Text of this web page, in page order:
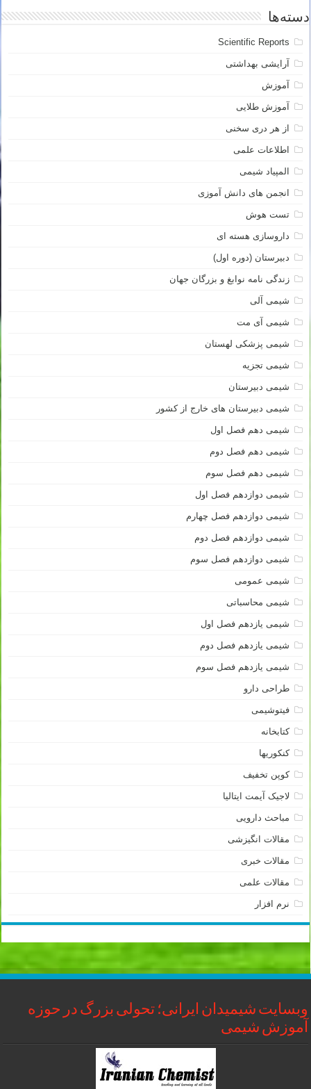
دسته‌ها
Scientific Reports
آرایشی بهداشتی
آموزش
آموزش طلایی
از هر دری سخنی
اطلاعات علمی
المپیاد شیمی
انجمن های دانش آموزی
تست هوش
داروسازی هسته ای
دبیرستان (دوره اول)
زندگی نامه نوابغ و بزرگان جهان
شیمی آلی
شیمی آی مت
شیمی پزشکی لهستان
شیمی تجزیه
شیمی دبیرستان
شیمی دبیرستان های خارج از کشور
شیمی دهم فصل اول
شیمی دهم فصل دوم
شیمی دهم فصل سوم
شیمی دوازدهم فصل اول
شیمی دوازدهم فصل چهارم
شیمی دوازدهم فصل دوم
شیمی دوازدهم فصل سوم
شیمی عمومی
شیمی محاسباتی
شیمی یازدهم فصل اول
شیمی یازدهم فصل دوم
شیمی یازدهم فصل سوم
طراحی دارو
فیتوشیمی
کتابخانه
کنکوریها
کوپن تخفیف
لاجیک آیمت ایتالیا
مباحث دارویی
مقالات انگیزشی
مقالات خبری
مقالات علمی
نرم افزار
وبسایت شیمیدان ایرانی؛ تحولی بزرگ در حوزه
آموزش شیمی